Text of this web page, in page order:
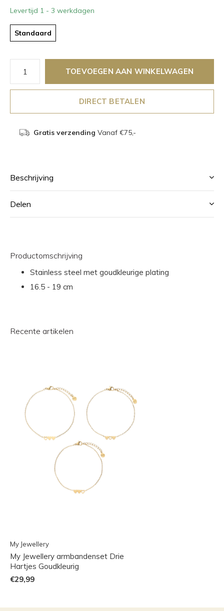
Levertijd 1 - 3 werkdagen
Standaard
TOEVOEGEN AAN WINKELWAGEN
DIRECT BETALEN
Gratis verzending Vanaf €75,-
Beschrijving
Delen
Productomschrijving
Stainless steel met goudkleurige plating
16.5 - 19 cm
Recente artikelen
My Jewellery
My Jewellery armbandenset Drie
Hartjes Goudkleurig
€29,99